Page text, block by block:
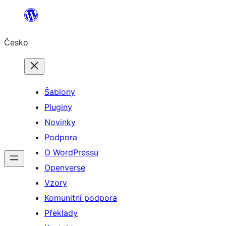
Přeskočit
obsah
Česko
Šablony
Pluginy
Novinky
Podpora
O WordPressu
Openverse
Vzory
Komunitní podpora
Překlady